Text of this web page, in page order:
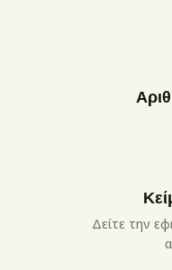
Δείτε την